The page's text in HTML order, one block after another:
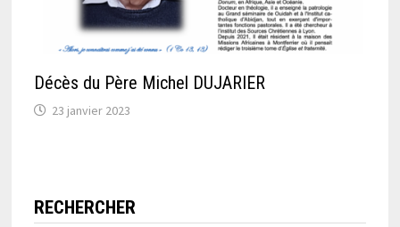
Décès du Père Michel DUJARIER
23 janvier 2023
RECHERCHER